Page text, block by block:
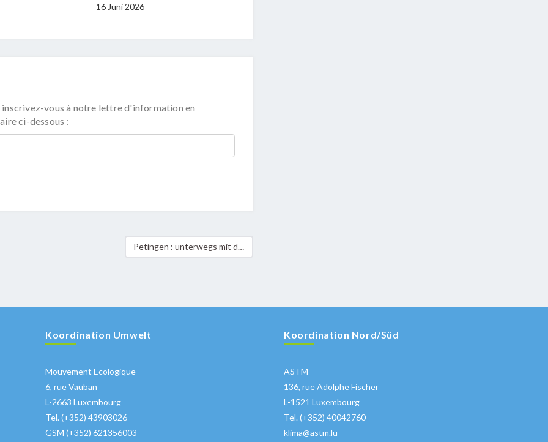
16 Juni 2026
inscrivez-vous à notre lettre d'information en
ci-dessous :
Petingen : unterwegs mit dem Train 1900 zur Pflege von Hecken und Bäumen entlang der historischen Strecke
Koordination Umwelt
Mouvement Ecologique
6, rue Vauban
L-2663 Luxembourg
Tel. (+352) 43903026
GSM (+352) 621356003
Koordination Nord/Süd
ASTM
136, rue Adolphe Fischer
L-1521 Luxembourg
Tel. (+352) 40042760
klima@astm.lu